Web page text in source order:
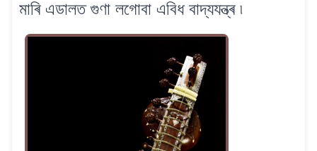
মাৰি এডালত গুণা লগোবা এবিধ বাদ্যযন্ত্ৰ ৷